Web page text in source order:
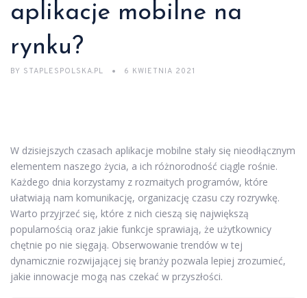
aplikacje mobilne na
rynku?
BY STAPLESPOLSKA.PL 6 KWIETNIA 2021
W dzisiejszych czasach aplikacje mobilne stały się nieodłącznym
elementem naszego życia, a ich różnorodność ciągle rośnie.
Każdego dnia korzystamy z rozmaitych programów, które
ułatwiają nam komunikację, organizację czasu czy rozrywkę.
Warto przyjrzeć się, które z nich cieszą się największą
popularnością oraz jakie funkcje sprawiają, że użytkownicy
chętnie po nie sięgają. Obserwowanie trendów w tej
dynamicznie rozwijającej się branży pozwala lepiej zrozumieć,
jakie innowacje mogą nas czekać w przyszłości.